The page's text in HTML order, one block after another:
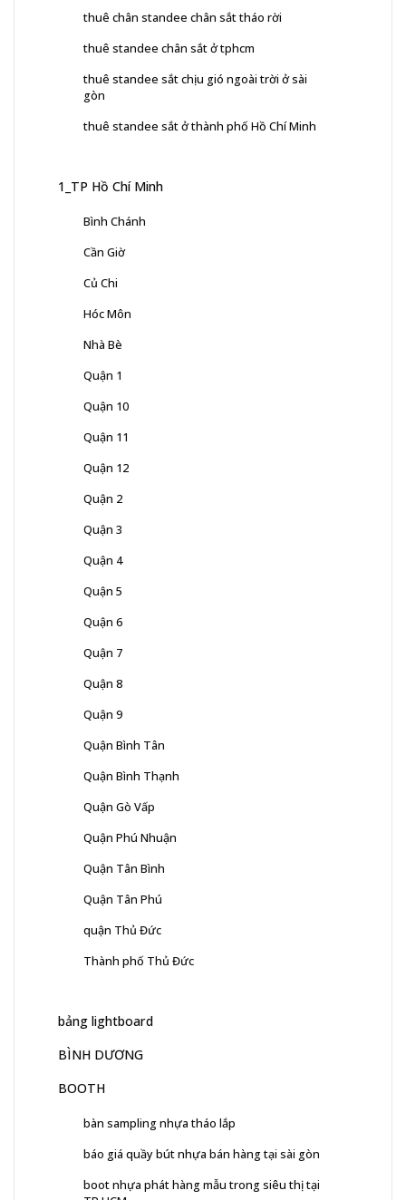
thuê chân standee chân sắt tháo rời
thuê standee chân sắt ở tphcm
thuê standee sắt chịu gió ngoài trời ở sài
gòn
thuê standee sắt ở thành phố Hồ Chí Minh
1_TP Hồ Chí Minh
Bình Chánh
Cần Giờ
Củ Chi
Hóc Môn
Nhà Bè
Quận 1
Quận 10
Quận 11
Quận 12
Quận 2
Quận 3
Quận 4
Quận 5
Quận 6
Quận 7
Quận 8
Quận 9
Quận Bình Tân
Quận Bình Thạnh
Quận Gò Vấp
Quận Phú Nhuận
Quận Tân Bình
Quận Tân Phú
quận Thủ Đức
Thành phố Thủ Đức
bảng lightboard
BÌNH DƯƠNG
BOOTH
bàn sampling nhựa tháo lắp
báo giá quầy bút nhựa bán hàng tại sài gòn
boot nhựa phát hàng mẫu trong siêu thị tại